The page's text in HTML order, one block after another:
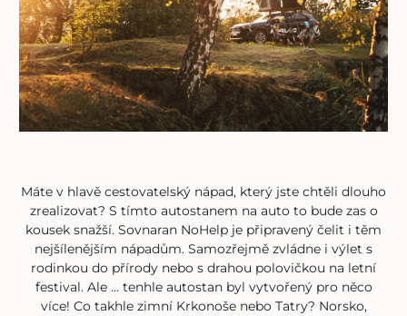
Máte v hlavě cestovatelský nápad, který jste chtěli dlouho
zrealizovat? S tímto autostanem na auto to bude zas o
kousek snažší. Sovnaran NoHelp je připravený čelit i těm
nejšílenějším nápadům. Samozřejmě zvládne i výlet s
rodinkou do přírody nebo s drahou polovičkou na letní
festival. Ale … tenhle autostan byl vytvořený pro něco
více! Co takhle zimní Krkonoše nebo Tatry? Norsko,